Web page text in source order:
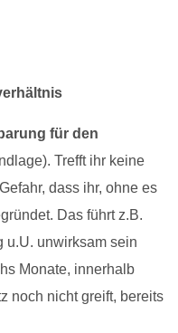
für den
Trefft ihr keine
dass ihr, ohne es
Das führt z.B.
u.U. unwirksam sein
Monate, innerhalb
noch nicht greift, bereits